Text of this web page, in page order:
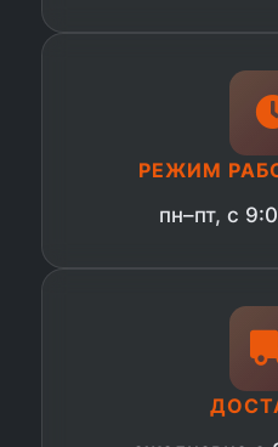
РЕЖИМ
пн–пт, с